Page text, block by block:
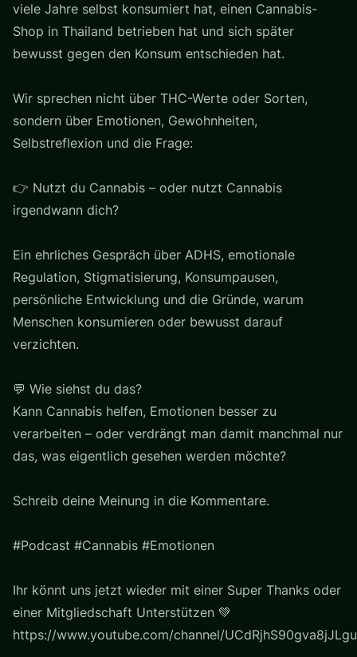
viele Jahre selbst konsumiert hat, einen Cannabis-
Shop in Thailand betrieben hat und sich später
bewusst gegen den Konsum entschieden hat.
Wir sprechen nicht über THC-Werte oder Sorten,
sondern über Emotionen, Gewohnheiten,
Selbstreflexion und die Frage:
👉 Nutzt du Cannabis – oder nutzt Cannabis
irgendwann dich?
Ein ehrliches Gespräch über ADHS, emotionale
Regulation, Stigmatisierung, Konsumpausen,
persönliche Entwicklung und die Gründe, warum
Menschen konsumieren oder bewusst darauf
verzichten.
💬 Wie siehst du das?
Kann Cannabis helfen, Emotionen besser zu
verarbeiten – oder verdrängt man damit manchmal nur
das, was eigentlich gesehen werden möchte?
Schreib deine Meinung in die Kommentare.
#Podcast #Cannabis #Emotionen
Ihr könnt uns jetzt wieder mit einer Super Thanks oder
einer Mitgliedschaft Unterstützen 💚
https://www.youtube.com/channel/